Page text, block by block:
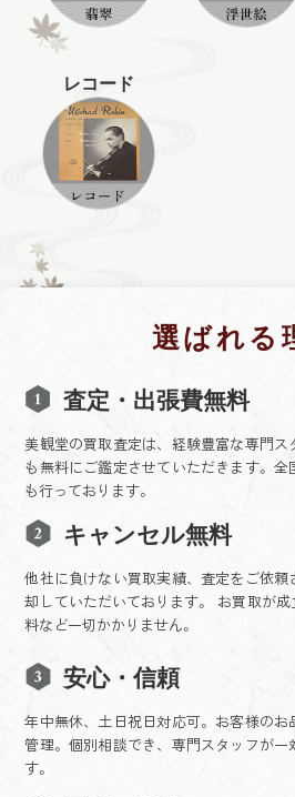
レコード
選ばれる
査定・出張費無料
美観堂の買取査定は、経験豊富な専門
も無料にご鑑定させていただきます。
も行っております。
キャンセル無料
他社に負けない買取実績、査定をご依頼
却していただいております。 お買取が
料など一切かかりません。
安心・信頼
年中無休、土日祝日対応可。お客様のお
管理。個別相談でき、専門スタッフが一
す。